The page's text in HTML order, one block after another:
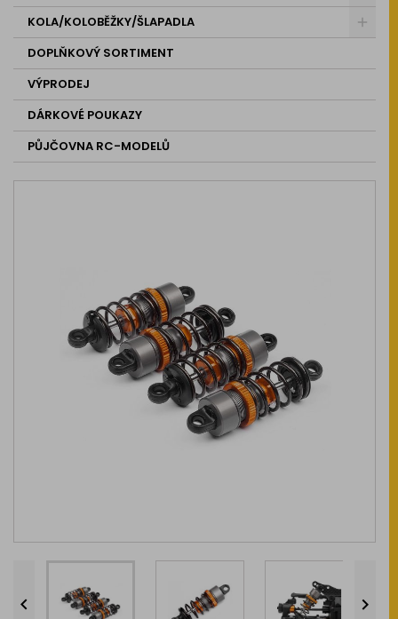
KOLA/KOLOBĚŽKY/ŠLAPADLA
DOPLŇKOVÝ SORTIMENT
VÝPRODEJ
DÁRKOVÉ POUKAZY
PŮJČOVNA RC-MODELŮ
 